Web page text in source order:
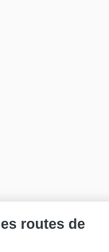
routes de